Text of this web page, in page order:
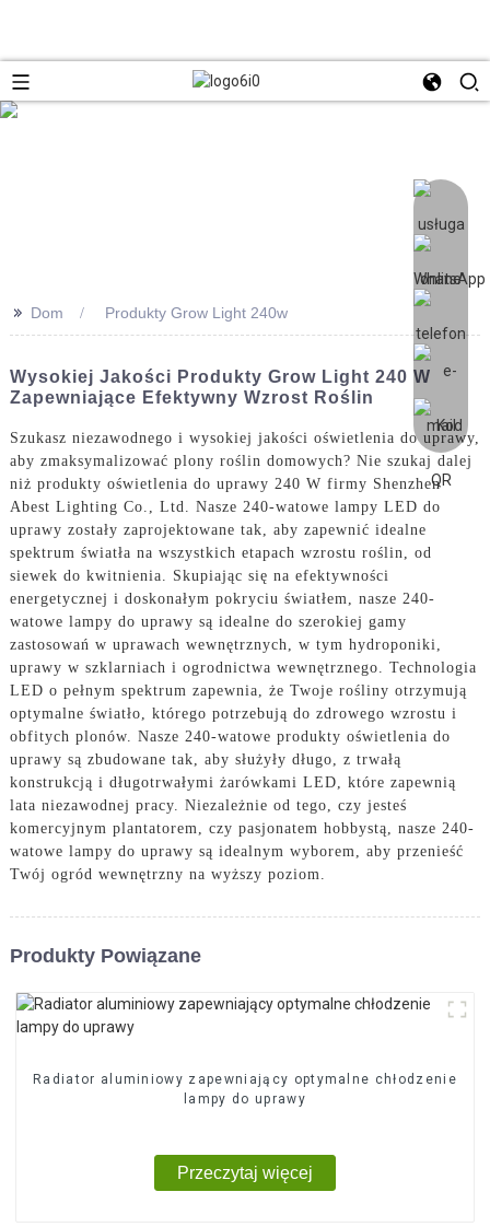
>> Dom Produkty Grow Light 240w
Wysokiej Jakości Produkty Grow Light 240 W
Zapewniające Efektywny Wzrost Roślin
Szukasz niezawodnego i wysokiej jakości oświetlenia do uprawy,
aby zmaksymalizować plony roślin domowych? Nie szukaj dalej
niż produkty oświetlenia do uprawy 240 W firmy Shenzhen
Abest Lighting Co., Ltd. Nasze 240-watowe lampy LED do
uprawy zostały zaprojektowane tak, aby zapewnić idealne
spektrum światła na wszystkich etapach wzrostu roślin, od
siewek do kwitnienia. Skupiając się na efektywności
energetycznej i doskonałym pokryciu światłem, nasze 240-
watowe lampy do uprawy są idealne do szerokiej gamy
zastosowań w uprawach wewnętrznych, w tym hydroponiki,
uprawy w szklarniach i ogrodnictwa wewnętrznego. Technologia
LED o pełnym spektrum zapewnia, że ​​Twoje rośliny otrzymują
optymalne światło, którego potrzebują do zdrowego wzrostu i
obfitych plonów. Nasze 240-watowe produkty oświetlenia do
uprawy są zbudowane tak, aby służyły długo, z trwałą
konstrukcją i długotrwałymi żarówkami LED, które zapewnią
lata niezawodnej pracy. Niezależnie od tego, czy jesteś
komercyjnym plantatorem, czy pasjonatem hobbystą, nasze 240-
watowe lampy do uprawy są idealnym wyborem, aby przenieść
Twój ogród wewnętrzny na wyższy poziom.
Produkty Powiązane
Radiator aluminiowy zapewniający optymalne chłodzenie
lampy do uprawy
Przeczytaj więcej